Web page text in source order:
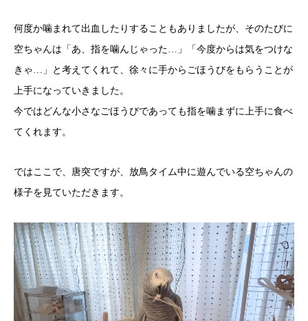
何度か噛まれて出血したりすることもありましたが、そのたびに
空ちゃんは「あ、指を噛んじゃった…」「今度からは気をつけな
きゃ…」と考えてくれて、徐々に手からごほうびをもらうことが
上手になっていきました。
今ではどんな小さなごほうびであっても指を噛まずに上手に食べ
てくれます。
ではここで、唐突ですが、放鳥タイム中に遊んでいる空ちゃんの
様子を見ていただきます。